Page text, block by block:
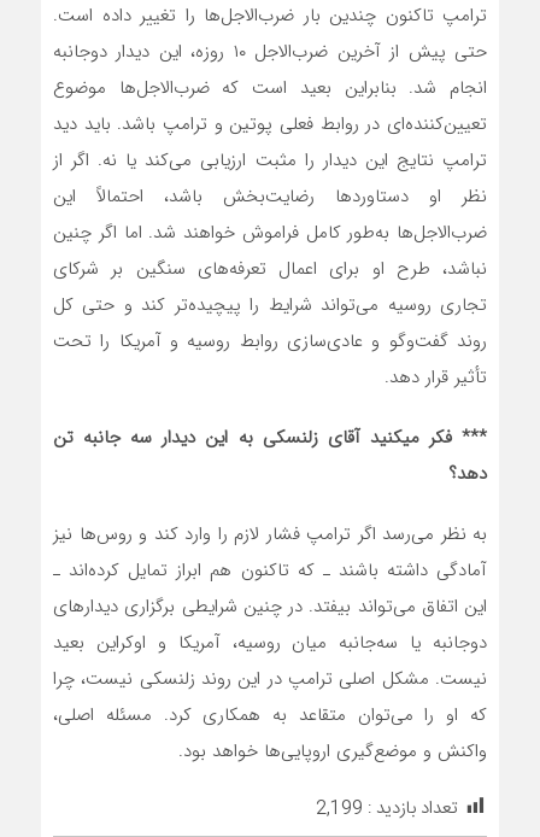
ترامپ تاکنون چندین بار ضرب‌الاجل‌ها را تغییر داده است.
حتی پیش از آخرین ضرب‌الاجل ۱۰ روزه، این دیدار دوجانبه
انجام شد. بنابراین بعید است که ضرب‌الاجل‌ها موضوع
تعیین‌کننده‌ای در روابط فعلی پوتین و ترامپ باشد. باید دید
ترامپ نتایج این دیدار را مثبت ارزیابی می‌کند یا نه. اگر از
نظر او دستاوردها رضایت‌بخش باشد، احتمالاً این
ضرب‌الاجل‌ها به‌طور کامل فراموش خواهند شد. اما اگر چنین
نباشد، طرح او برای اعمال تعرفه‌های سنگین بر شرکای
تجاری روسیه می‌تواند شرایط را پیچیده‌تر کند و حتی کل
روند گفت‌وگو و عادی‌سازی روابط روسیه و آمریکا را تحت
تأثیر قرار دهد.
*** فکر میکنید آقای زلنسکی به این دیدار سه جانبه تن
دهد؟
به نظر می‌رسد اگر ترامپ فشار لازم را وارد کند و روس‌ها نیز
آمادگی داشته باشند ـ که تاکنون هم ابراز تمایل کرده‌اند ـ
این اتفاق می‌تواند بیفتد. در چنین شرایطی برگزاری دیدارهای
دوجانبه یا سه‌جانبه میان روسیه، آمریکا و اوکراین بعید
نیست. مشکل اصلی ترامپ در این روند زلنسکی نیست، چرا
که او را می‌توان متقاعد به همکاری کرد. مسئله اصلی،
واکنش و موضع‌گیری اروپایی‌ها خواهد بود.
تعداد بازدید : 2,199